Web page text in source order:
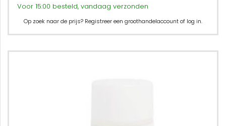
Voor 15:00 besteld, vandaag verzonden
Op zoek naar de prijs? Registreer een groothandelaccount of log in.